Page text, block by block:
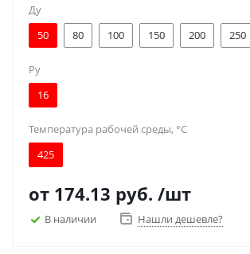
Ду
50
80 100 150 200 250
Py
16
Температура рабочей среды, °C
425
от 174.13 руб. /шт
В наличии Нашли дешевле?